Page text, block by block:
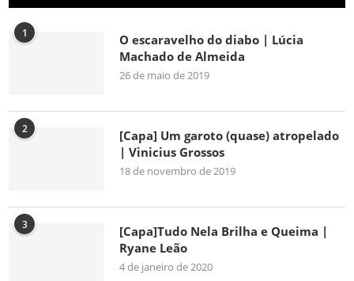
1
O escaravelho do diabo | Lúcia
Machado de Almeida
26 de maio de 2019
2
[Capa] Um garoto (quase) atropelado
| Vinicius Grossos
18 de novembro de 2019
3
[Capa]Tudo Nela Brilha e Queima |
Ryane Leão
4 de janeiro de 2020